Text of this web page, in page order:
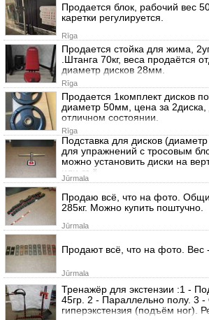
Продается блок, рабочий вес
каретки регулируется.
Rīga
Продается стойка для жима,
.Штанга 70кг, веса продаётся
диаметр дисков 28мм.
Rīga
Продается 1комплект дисков по
диаметр 50мм, цена за 2диска,
отличном состоянии.
Rīga
Подставка для дисков
для упражнений с тросовым
можно установить диски на
или съё
Jūrmala
Продаю всё, что на фото.
285кг. Можно купить поштучно.
Jūrmala
Продают всё, что на фото. Вес -
Jūrmala
Тренажёр для экстензии :1 -
45гр. 2 - Параллельно полу. 3 -
гиперэкстензия (подъём ног).